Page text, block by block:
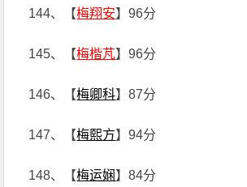
144、【梅翔安】96分
145、【梅楷芃】96分
146、【梅卿科】87分
147、【梅熙方】94分
148、【梅运娴】84分